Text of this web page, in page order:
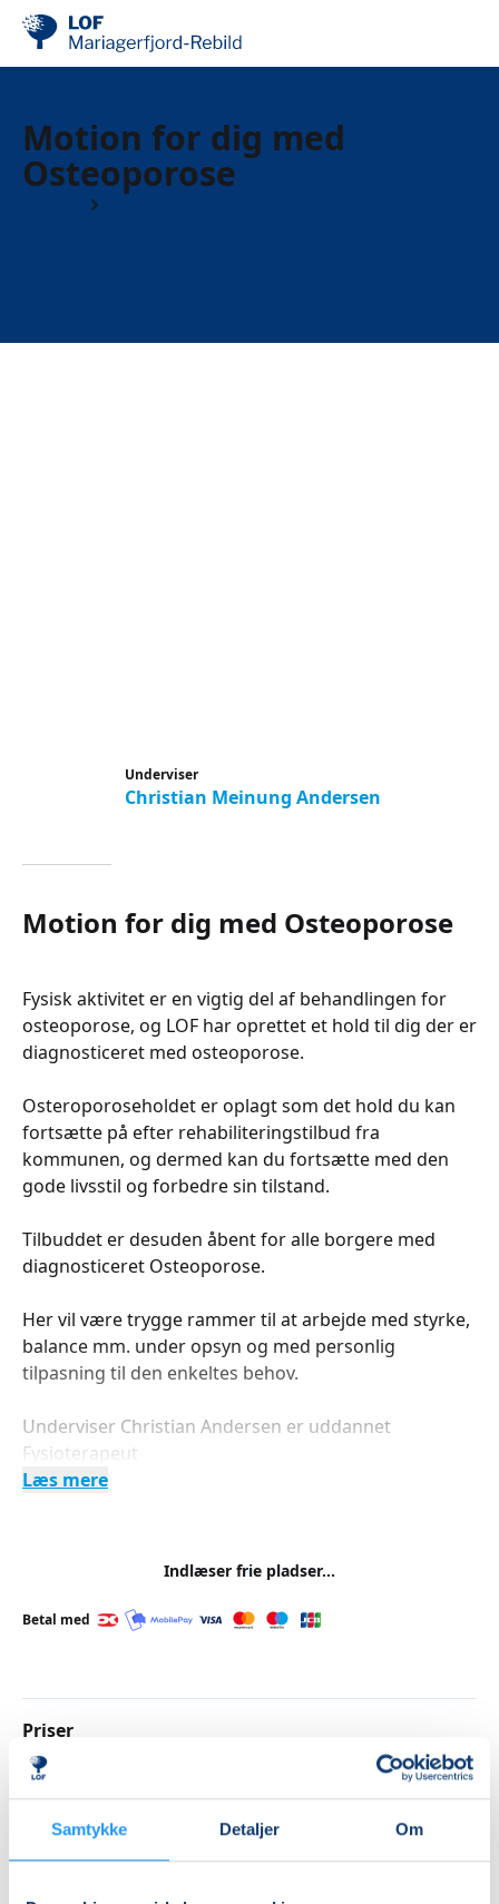
Samtykke Detaljer Om
Motion for dig med
Osteoporose
Underviser
Christian Meinung Andersen
Motion for dig med Osteoporose
Fysisk aktivitet er en vigtig del af behandlingen for
osteoporose, og LOF har oprettet et hold til dig der er
diagnosticeret med osteoporose.
Osteroporoseholdet er oplagt som det hold du kan
fortsætte på efter rehabiliteringstilbud fra
kommunen, og dermed kan du fortsætte med den
gode livsstil og forbedre sin tilstand.
Tilbuddet er desuden åbent for alle borgere med
diagnosticeret Osteoporose.
Her vil være trygge rammer til at arbejde med styrke,
balance mm. under opsyn og med personlig
tilpasning til den enkeltes behov.
Underviser Christian Andersen er uddannet
Fysioterapeut
Læs mere
Indlæser frie pladser...
Betal med
Priser
Handicap
Info